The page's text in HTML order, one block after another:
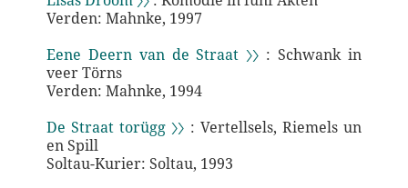
Verden: Mahnke, 1997
Eene Deern van de Straat 〉〉 : Schwank in
veer Törns
Verden: Mahnke, 1994
De Straat torügg 〉〉 : Vertellsels, Riemels un
en Spill
Soltau-Kurier: Soltau, 1993